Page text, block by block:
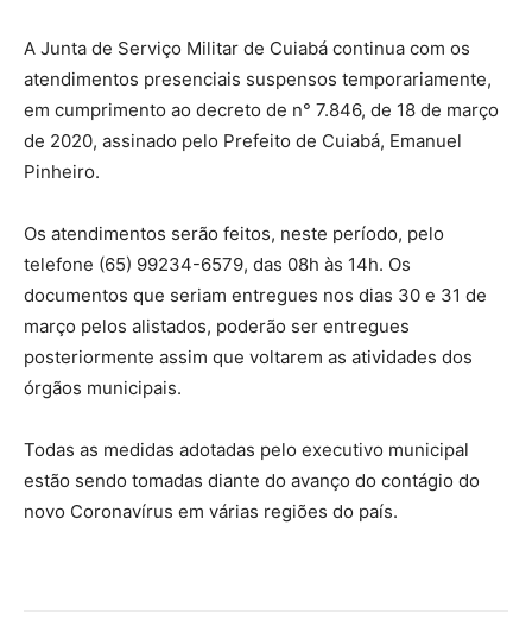
A Junta de Serviço Militar de Cuiabá continua com os
atendimentos presenciais suspensos temporariamente,
em cumprimento ao decreto de n° 7.846, de 18 de março
de 2020, assinado pelo Prefeito de Cuiabá, Emanuel
Pinheiro.
Os atendimentos serão feitos, neste período, pelo
telefone (65) 99234-6579, das 08h às 14h. Os
documentos que seriam entregues nos dias 30 e 31 de
março pelos alistados, poderão ser entregues
posteriormente assim que voltarem as atividades dos
órgãos municipais.
Todas as medidas adotadas pelo executivo municipal
estão sendo tomadas diante do avanço do contágio do
novo Coronavírus em várias regiões do país.